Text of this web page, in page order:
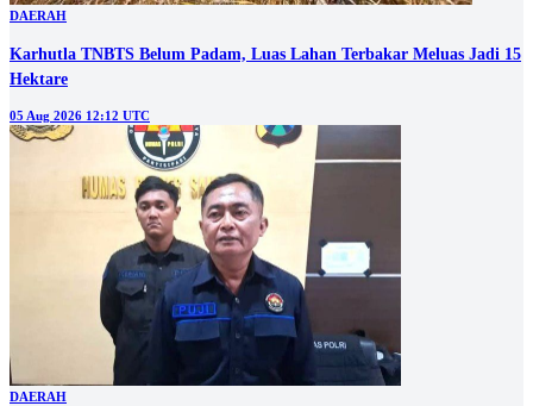
DAERAH
Karhutla TNBTS Belum Padam, Luas Lahan Terbakar Meluas Jadi 15
Hektare
05 Aug 2026 12:12 UTC
DAERAH